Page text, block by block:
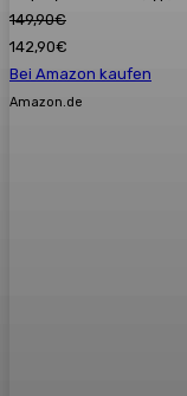
149,90€
142,90€
Bei Amazon kaufen
Amazon.de